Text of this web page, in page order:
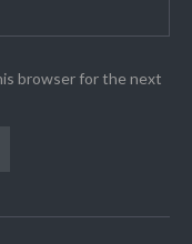
browser for the next